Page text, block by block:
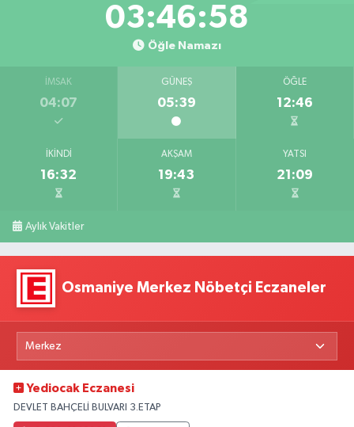
03:46:57
Öğle Namazı
İMSAK
04:07
GÜNEŞ
05:39
ÖĞLE
12:46
İKINDI
16:32
AKŞAM
19:43
YATSI
21:09
Aylık Vakitler
Osmaniye Merkez Nöbetçi Eczaneler
Yediocak Eczanesi
DEVLET BAHÇELİ BULVARI 3.ETAP